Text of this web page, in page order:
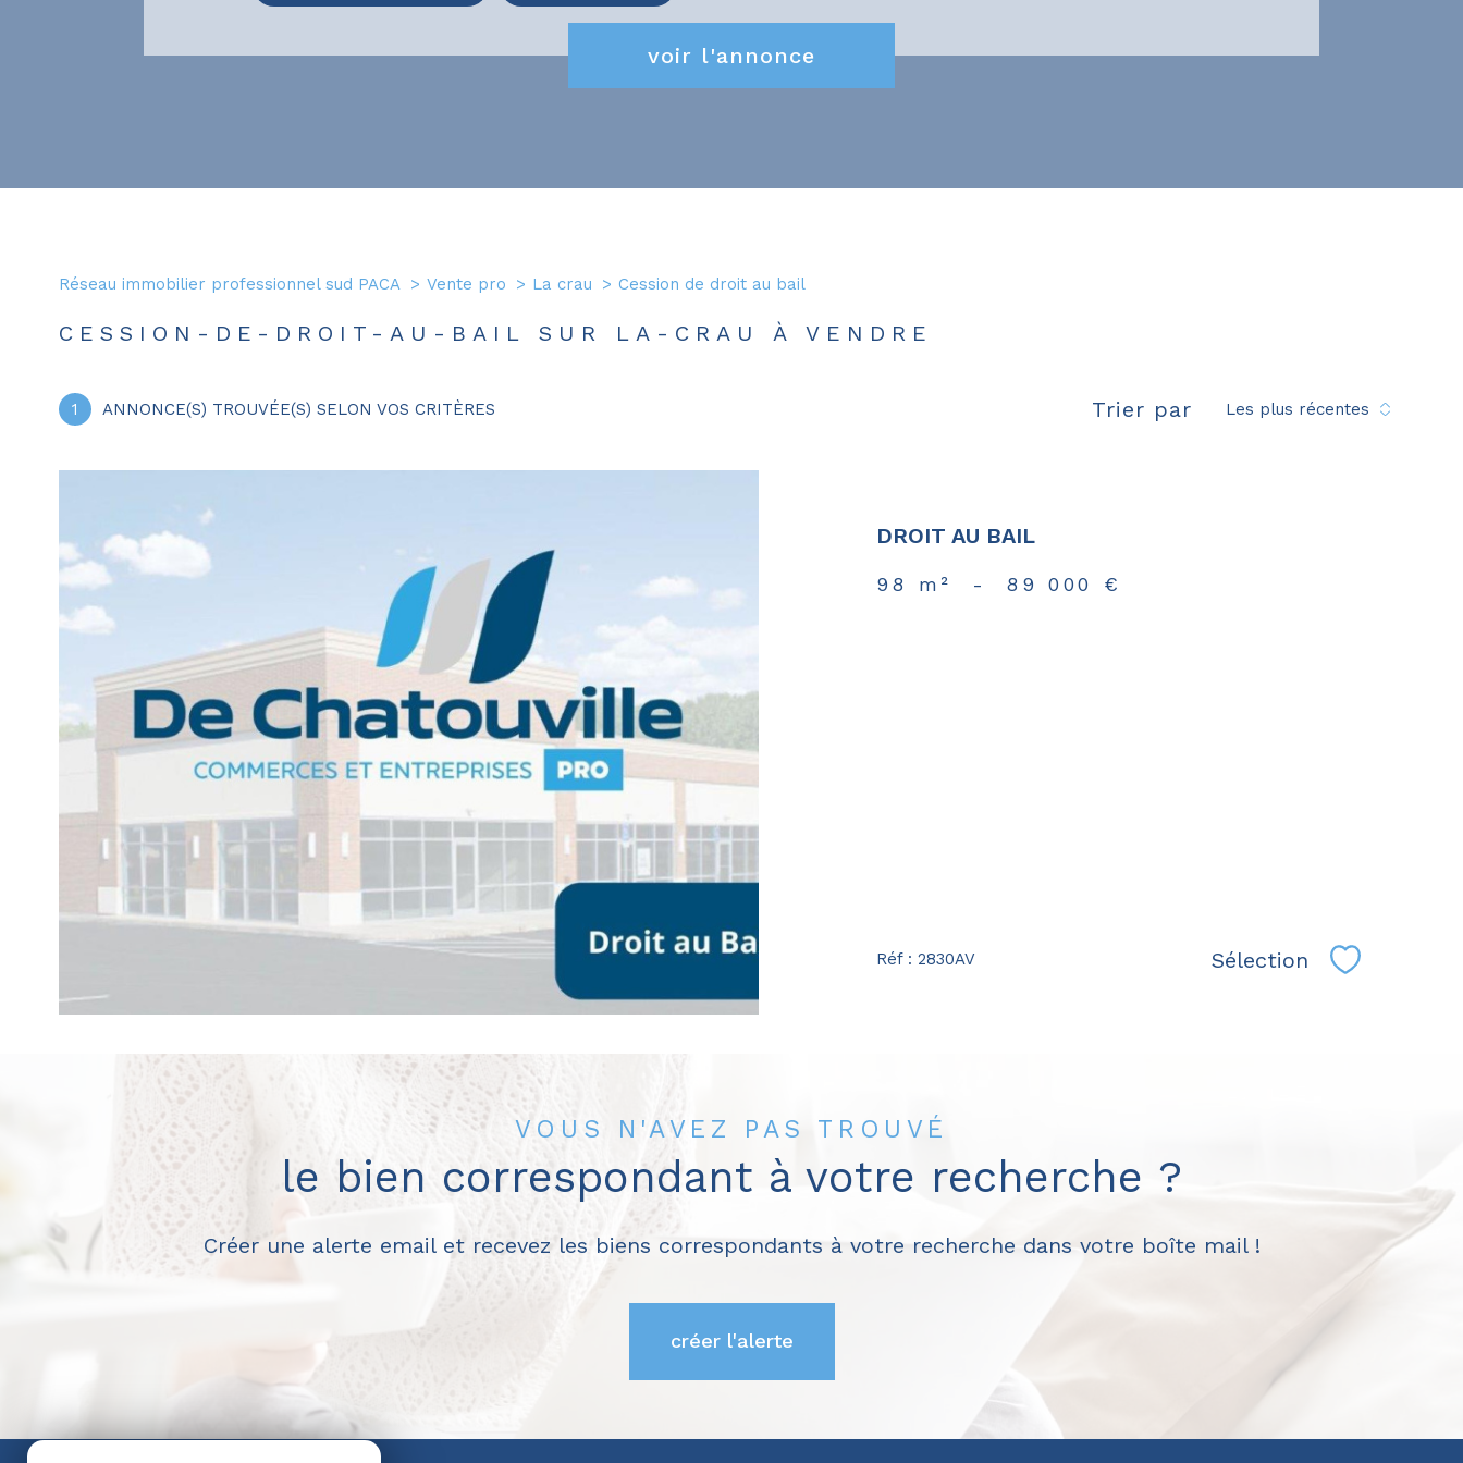
Boulangerie
voir l'annonce
Réseau immobilier professionnel sud PACA Vente pro La crau Cession de droit au bail
CESSION-DE-DROIT-AU-BAIL SUR LA-CRAU À VENDRE
1 ANNONCE(S) TROUVÉE(S) SELON VOS CRITÈRES Trier par Les plus récentes
voir le
bien
DROIT AU BAIL
98 m² - 89 000 €
Réf : 2830AV Sélection
VOUS N'AVEZ PAS TROUVÉ
le bien correspondant à votre recherche ?
Créer une alerte email et recevez les biens correspondants à votre recherche dans votre boîte mail !
créer l'alerte